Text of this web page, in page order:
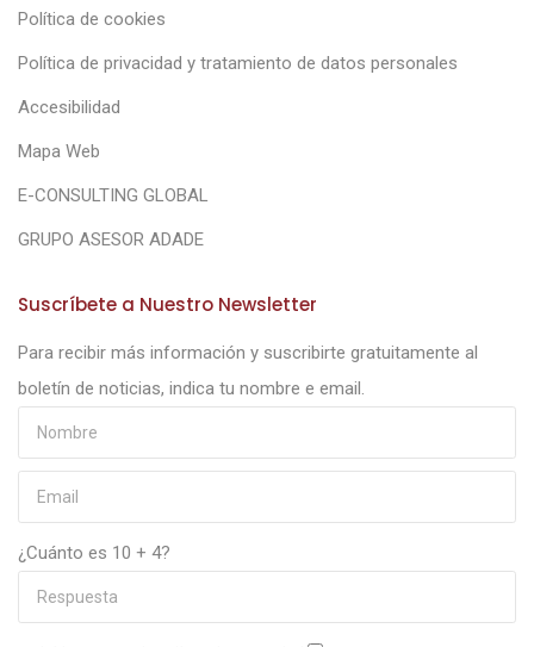
Política de cookies
Política de privacidad y tratamiento de datos personales
Accesibilidad
Mapa Web
E-CONSULTING GLOBAL
GRUPO ASESOR ADADE
Suscríbete a Nuestro Newsletter
Para recibir más información y suscribirte gratuitamente al
boletín de noticias, indica tu nombre e email.
¿Cuánto es 10 + 4?